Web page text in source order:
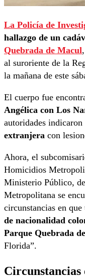
La Policía de
hallazgo de un
Quebrada de Macul
al suroriente de la
la mañana de este
El cuerpo fue
Angélica con Los
autoridades indicaron
extranjera con
Ahora, el
Homicidios
Ministerio Público,
Metropolitana se
circunstancias en que
de nacionalidad
Parque Quebrada
Florida”.
Circunstancias